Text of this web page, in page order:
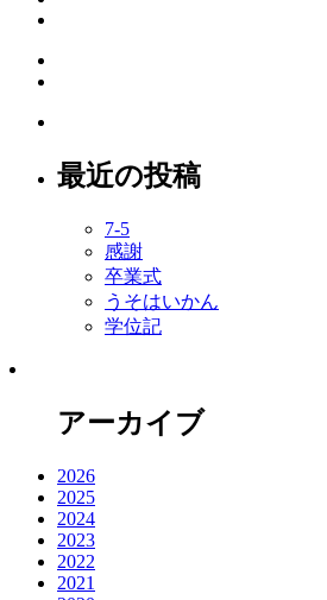
最近の投稿
7-5
感謝
卒業式
うそはいかん
学位記
アーカイブ
2026
2025
2024
2023
2022
2021